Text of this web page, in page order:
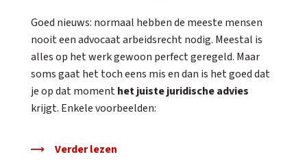
Goed nieuws: normaal hebben de meeste mensen
nooit een advocaat arbeidsrecht nodig. Meestal is
alles op het werk gewoon perfect geregeld. Maar
soms gaat het toch eens mis en dan is het goed dat
je op dat momenthet juiste juridische advies
krijgt. Enkele voorbeelden:
Verder lezen